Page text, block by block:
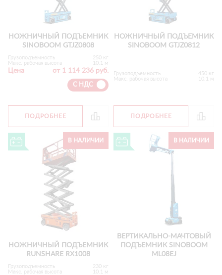
НОЖНИЧНЫЙ ПОДЪЕМНИК
SINOBOOM GTJZ0808
Грузоподъемность
250 кг
Макс. рабочая высота
10.1 м
Цена от 1 114 236 руб.
С НДС
ПОДРОБНЕЕ
НОЖНИЧНЫЙ ПОДЪЕМНИК
SINOBOOM GTJZ0812
Грузоподъемность
450 кг
Макс. рабочая высота
10.1 м
ПОДРОБНЕЕ
В НАЛИЧИИ
НОЖНИЧНЫЙ ПОДЪЕМНИК
RUNSHARE RX1008
Грузоподъемность
230 кг
Макс. рабочая высота
10.1 м
В НАЛИЧИИ
ВЕРТИКАЛЬНО-МАЧТОВЫЙ
ПОДЪЕМНИК SINOBOOM
ML08EJ